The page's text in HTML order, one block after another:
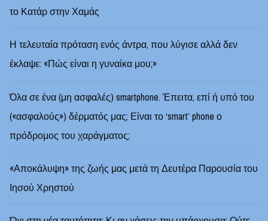
το Κατάρ στην Χαμάς
Η τελευταία πρόταση ενός άντρα, που λύγισε αλλά δεν
έκλαψε: «Πώς είναι η γυναίκα μου;»
Όλα σε ένα (μη ασφαλές) smartphone. Έπειτα, επί ή υπό του
(«ασφαλούς») δέρματός μας; Είναι το ‘smart’ phone ο
πρόδρομος του χαράγματος;
«Αποκάλυψη» της ζωής μας μετά τη Δευτέρα Παρουσία του
Ιησού Χρηστού